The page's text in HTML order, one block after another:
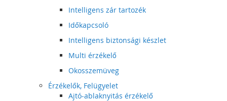
Intelligens zár tartozék
Időkapcsoló
Intelligens biztonsági készlet
Multi érzékelő
Okosszemüveg
Érzékelők, Felügyelet
Ajtó-ablaknyitás érzékelő